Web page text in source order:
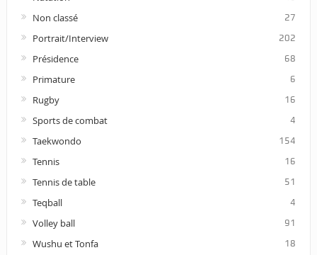
Non classé 27
Portrait/Interview 202
Présidence 68
Primature 6
Rugby 16
Sports de combat 4
Taekwondo 154
Tennis 16
Tennis de table 51
Teqball 4
Volley ball 91
Wushu et Tonfa 18